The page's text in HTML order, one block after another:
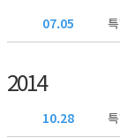
07.05
2014
10.28